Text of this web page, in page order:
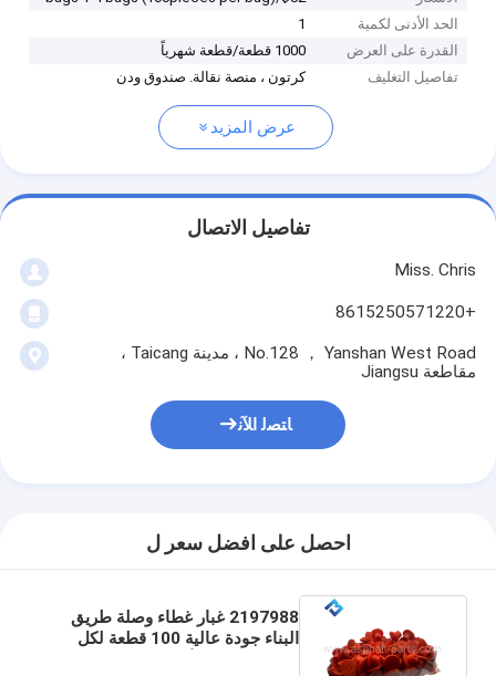
الحد الأدنى لكمية
1
القدرة على العرض
1000 قطعة/قطعة شهرياً
تفاصيل التغليف
كرتون ، منصة نقالة. صندوق ودن
عرض المزيد
تفاصيل الاتصال
Miss. Chris
+8615250571220
No.128 ， Yanshan West Road ، مدينة Taicang ،
مقاطعة Jiangsu
ﺎﺘﺼﻟ ﺍﻶﻧ
احصل على افضل سعر ل
2197988 غبار غطاء وصلة طريق
البناء جودة عالية 100 قطعة لكل